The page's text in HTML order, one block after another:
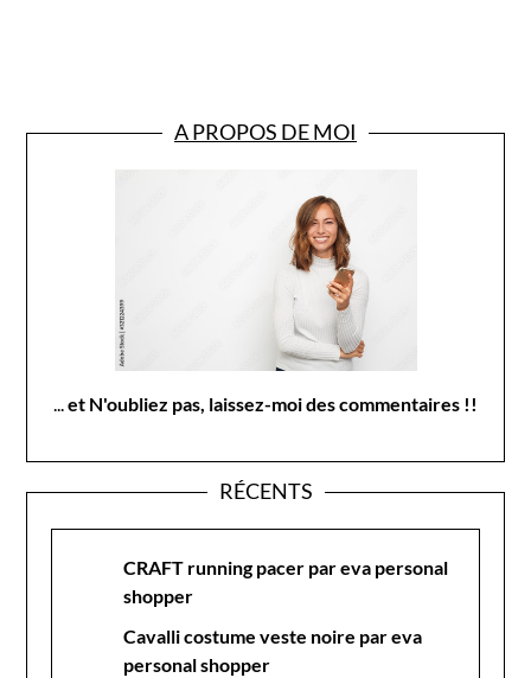
A PROPOS DE MOI
...et N'oubliez pas, laissez-moi des commentaires !!
RÉCENTS
CRAFT running pacer par eva personal
shopper
Cavalli costume veste noire par eva
personal shopper